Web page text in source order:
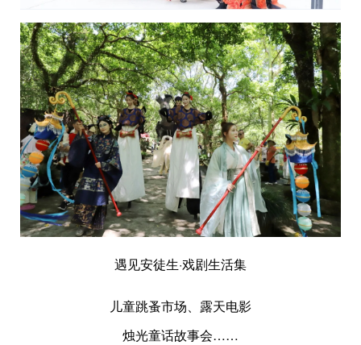
遇见安徒生·戏剧生活集
儿童跳蚤市场、露天电影
烛光童话故事会……